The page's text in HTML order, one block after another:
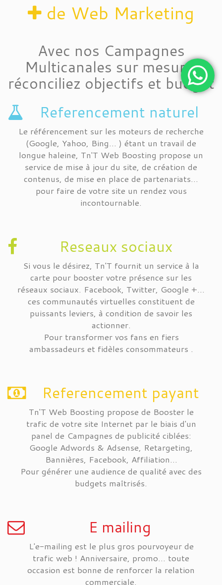
de Web Marketing
Avec nos Campagnes
Multicanales sur mesure,
réconciliez objectifs et budget
Referencement naturel
Le référencement sur les moteurs de recherche
(Google, Yahoo, Bing... ) étant un travail de
longue haleine, Tn'T Web Boosting propose un
service de mise à jour du site, de création de
contenus, de mise en place de partenariats...
pour faire de votre site un rendez vous
incontournable.
Reseaux sociaux
Si vous le désirez, Tn'T fournit un service à la
carte pour booster votre présence sur les
réseaux sociaux. Facebook, Twitter, Google +...
ces communautés virtuelles constituent de
puissants leviers, à condition de savoir les
actionner.
Pour transformer vos fans en fiers
ambassadeurs et fidèles consommateurs .
Referencement payant
Tn'T Web Boosting propose de Booster le
trafic de votre site Internet par le biais d'un
panel de Campagnes de publicité ciblées:
Google Adwords & Adsense, Retargeting,
Bannières, Facebook, Affiliation...
Pour générer une audience de qualité avec des
budgets maîtrisés.
E mailing
L'e-mailing est le plus gros pourvoyeur de
trafic web ! Anniversaire, promo... toute
occasion est bonne de renforcer la relation
commerciale.